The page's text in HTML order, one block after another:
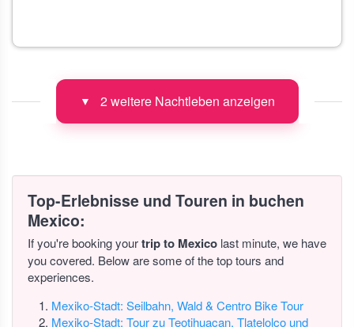
▼ 2 weitere Nachtleben anzeigen
Top-Erlebnisse und Touren in buchen
Mexico:
If you're booking yourtrip to Mexico last minute, we have
you covered. Below are some of the top tours and
experiences.
Mexiko-Stadt: Seilbahn, Wald & Centro Bike Tour
Mexiko-Stadt: Tour zu Teotihuacan, Tlatelolco und